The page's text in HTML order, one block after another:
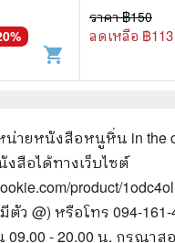
%
shopping_cart
ราคา ฿150
ลดเหลือ ฿113
น่ายหนังสือหนูหิ่น in the
สือได้ทางเว็บไซต์
product/1odc4ol
ตัว @) หรือโทร 094-
09.00 - 20.00 น. กรุณา